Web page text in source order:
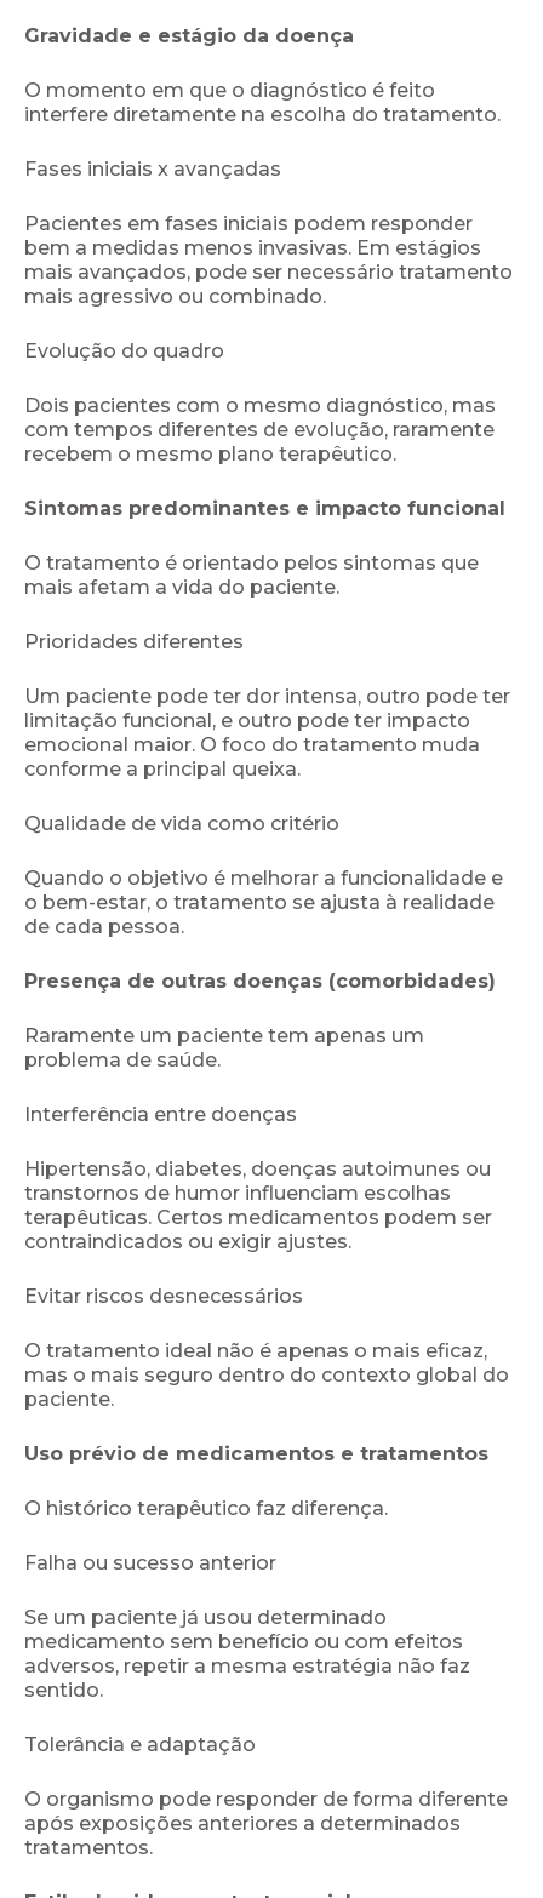
Gravidade e estágio da doença
O momento em que o diagnóstico é feito
interfere diretamente na escolha do tratamento.
Fases iniciais x avançadas
Pacientes em fases iniciais podem responder
bem a medidas menos invasivas. Em estágios
mais avançados, pode ser necessário tratamento
mais agressivo ou combinado.
Evolução do quadro
Dois pacientes com o mesmo diagnóstico, mas
com tempos diferentes de evolução, raramente
recebem o mesmo plano terapêutico.
Sintomas predominantes e impacto funcional
O tratamento é orientado pelos sintomas que
mais afetam a vida do paciente.
Prioridades diferentes
Um paciente pode ter dor intensa, outro pode ter
limitação funcional, e outro pode ter impacto
emocional maior. O foco do tratamento muda
conforme a principal queixa.
Qualidade de vida como critério
Quando o objetivo é melhorar a funcionalidade e
o bem-estar, o tratamento se ajusta à realidade
de cada pessoa.
Presença de outras doenças (comorbidades)
Raramente um paciente tem apenas um
problema de saúde.
Interferência entre doenças
Hipertensão, diabetes, doenças autoimunes ou
transtornos de humor influenciam escolhas
terapêuticas. Certos medicamentos podem ser
contraindicados ou exigir ajustes.
Evitar riscos desnecessários
O tratamento ideal não é apenas o mais eficaz,
mas o mais seguro dentro do contexto global do
paciente.
Uso prévio de medicamentos e tratamentos
O histórico terapêutico faz diferença.
Falha ou sucesso anterior
Se um paciente já usou determinado
medicamento sem benefício ou com efeitos
adversos, repetir a mesma estratégia não faz
sentido.
Tolerância e adaptação
O organismo pode responder de forma diferente
após exposições anteriores a determinados
tratamentos.